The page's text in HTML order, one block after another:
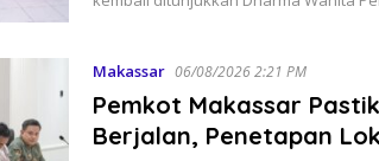
Makassar 06/08/2026 2:21 PM
Pemkot Makassar
Berjalan, Penetapan